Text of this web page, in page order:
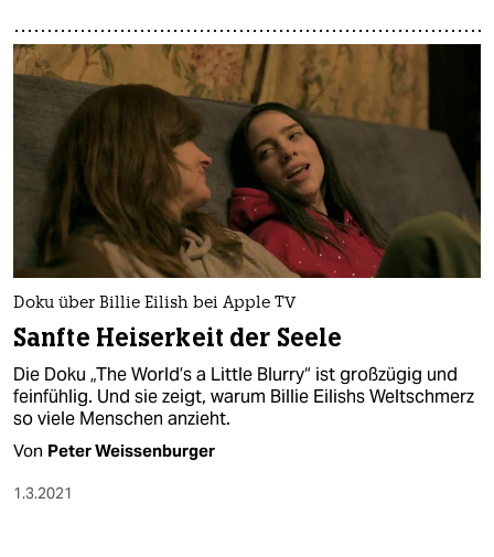
Doku über Billie Eilish bei Apple TV
Sanfte Heiserkeit der Seele
Die Doku „The World’s a Little Blurry“ ist großzügig und
feinfühlig. Und sie zeigt, warum Billie Eilishs Weltschmerz
so viele Menschen anzieht.
Von Peter Weissenburger
1.3.2021